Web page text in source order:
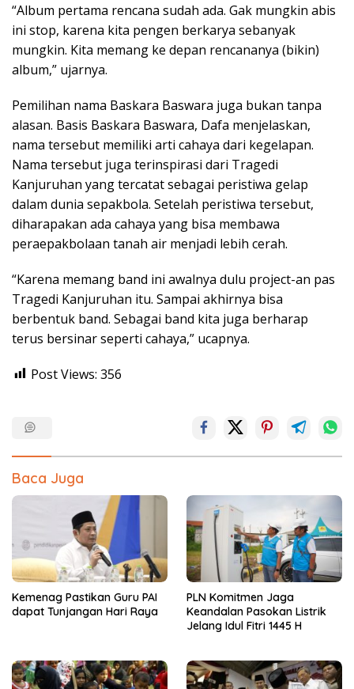
“Album pertama rencana sudah ada. Gak mungkin abis
ini stop, karena kita pengen berkarya sebanyak
mungkin. Kita memang ke depan rencananya (bikin)
album,” ujarnya.
Pemilihan nama Baskara Baswara juga bukan tanpa
alasan. Basis Baskara Baswara, Dafa menjelaskan,
nama tersebut memiliki arti cahaya dari kegelapan.
Nama tersebut juga terinspirasi dari Tragedi
Kanjuruhan yang tercatat sebagai peristiwa gelap
dalam dunia sepakbola. Setelah peristiwa tersebut,
diharapakan ada cahaya yang bisa membawa
peraepakbolaan tanah air menjadi lebih cerah.
“Karena memang band ini awalnya dulu project-an pas
Tragedi Kanjuruhan itu. Sampai akhirnya bisa
berbentuk band. Sebagai band kita juga berharap
terus bersinar seperti cahaya,” ucapnya.
Post Views: 356
Baca Juga
Kemenag Pastikan Guru PAI
dapat Tunjangan Hari Raya
PLN Komitmen Jaga
Keandalan Pasokan Listrik
Jelang Idul Fitri 1445 H